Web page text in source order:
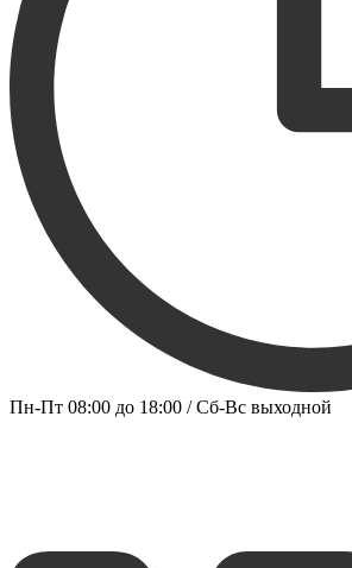
Пн-Пт 08:00 до 18:00 / Сб-Вс выходной